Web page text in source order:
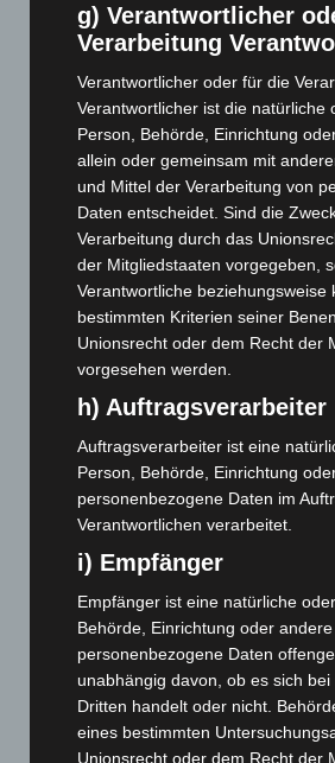
Juni 2026(139)
Mai 2026(99)
April 2026(99)
März 2026(115)
Februar 2026(109)
Januar 2026(122)
Dezember 2025
(103)
November 2025(114)
Oktober 2025(112)
September 2025
(93)
August 2025(90)
Juli 2025 (90)
Juni 2025(103)
Mai 2025(112)
April 2025(88)
März 2025
(111)
Februar 2025
Januar 2025 (88)
Dezember 2024(89)
November 2024(94)
Oktober 2024(93)
g) Verantwortlicher
Verarbeitung
Verantwortlicher oder für die
Verantwortlicher ist die natürliche
Person, Behörde, Einrichtung
allein oder gemeinsam mit
und Mittel der Verarbeitung von
Daten entscheidet. Sind die
Verarbeitung durch das
der Mitgliedstaaten vorgegeben,
Verantwortliche beziehungsweise
bestimmten Kriterien seiner
Unionsrecht oder dem Recht der
vorgesehen werden.
h) Auftragsverarbeiter
Auftragsverarbeiter ist eine
Person, Behörde, Einrichtung
personenbezogene Daten im
Verantwortlichen verarbeitet.
i) Empfänger
Empfänger ist eine natürliche
Behörde, Einrichtung oder
personenbezogene Daten
unabhängig davon, ob es sich
Dritten handelt oder nicht.
eines bestimmten
Unionsrecht oder dem Recht der